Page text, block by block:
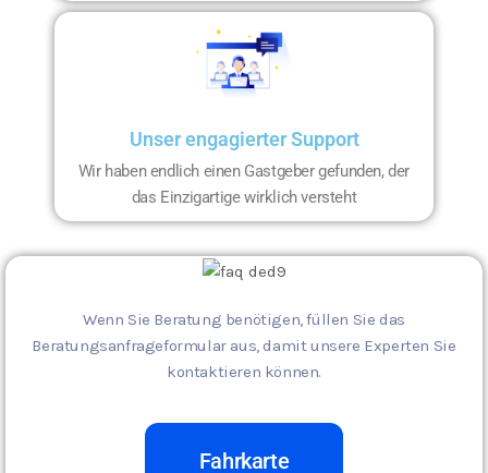
Unser engagierter Support
Wir haben endlich einen Gastgeber gefunden, der
das Einzigartige wirklich versteht
Wenn Sie Beratung benötigen, füllen Sie das
Beratungsanfrageformular aus, damit unsere Experten Sie
kontaktieren können.
Fahrkarte